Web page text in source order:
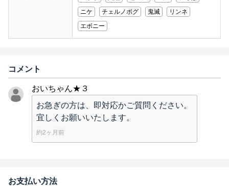
ニケ
チェルノボグ 鬼滅
リンネ
エボニー
コメント
おいちゃん★３
お急ぎの方は、即対応かご質問ください。
宜しくお願いいたします。
約2ヶ月前
お支払い方法